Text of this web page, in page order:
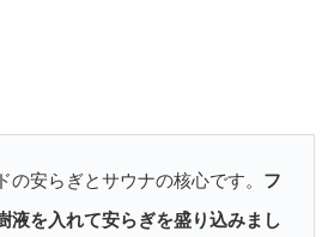
の安らぎとサウナの核心です。 フ
液を入れて安らぎを盛り込みまし